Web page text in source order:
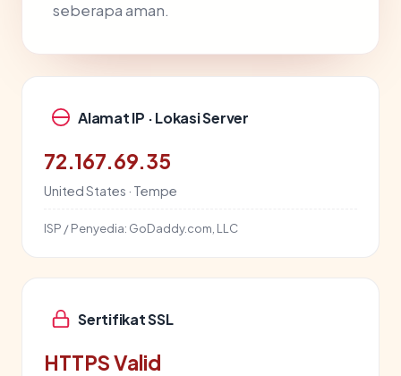
seberapa aman.
Alamat IP · Lokasi Server
72.167.69.35
United States · Tempe
ISP / Penyedia: GoDaddy.com, LLC
Sertifikat SSL
HTTPS Valid